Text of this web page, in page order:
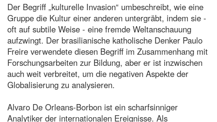
Der Begriff „kulturelle Invasion“ umbeschreibt, wie eine
Gruppe die Kultur einer anderen untergräbt, indem sie -
oft auf subtile Weise - eine fremde Weltanschauung
aufzwingt. Der brasilianische katholische Denker Paulo
Freire verwendete diesen Begriff im Zusammenhang mit
Forschungsarbeiten zur Bildung, aber er ist inzwischen
auch weit verbreitet, um die negativen Aspekte der
Globalisierung zu analysieren.
Alvaro De Orleans-Borbon ist ein scharfsinniger
Analytiker der internationalen Ereignisse. Als